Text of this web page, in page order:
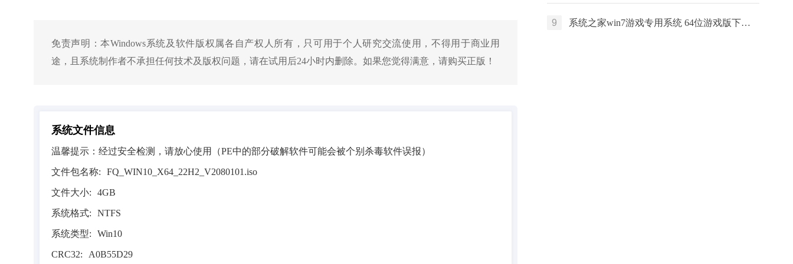
免责声明：本Windows系统及软件版权属各自产权人所有，只可用于个人研究交流使用，不得用于商业用
途，且系统制作者不承担任何技术及版权问题，请在试用后24小时内删除。如果您觉得满意，请购买正版！
系统文件信息
温馨提示：经过安全检测，请放心使用（PE中的部分破解软件可能会被个别杀毒软件误报）
文件包名称: FQ_WIN10_X64_22H2_V2080101.iso
文件大小: 4GB
系统格式: NTFS
系统类型: Win10
CRC32: A0B55D29
9 系统之家win7游戏专用系统 64位游戏版下载 中文版系统 戴尔笔记本专用